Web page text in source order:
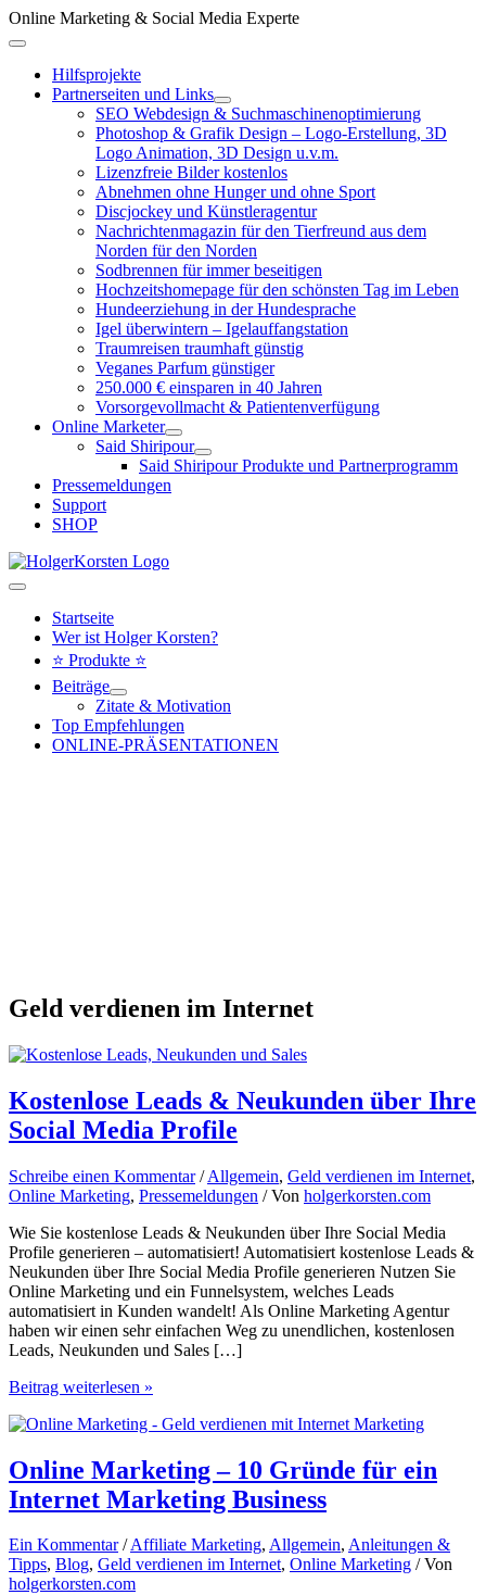
Zum
Inhalt
Online Marketing & Social Media Experte
Above
HeaderHilfsprojekte
Partnerseiten und Links
SEO Webdesign & Suchmaschinenoptimierung
Photoshop & Grafik Design – Logo-Erstellung, 3D
Logo Animation, 3D Design u.v.m.
Lizenzfreie Bilder kostenlos
Abnehmen ohne Hunger und ohne Sport
Discjockey und Künstleragentur
Nachrichtenmagazin für den Tierfreund aus dem
Norden für den Norden
Sodbrennen für immer beseitigen
Hochzeitshomepage für den schönsten Tag im Leben
Hundeerziehung in der Hundesprache
Igel überwintern – Igelauffangstation
Traumreisen traumhaft günstig
Veganes Parfum günstiger
250.000 € einsparen in 40 Jahren
Vorsorgevollmacht & Patientenverfügung
Online Marketer
Said Shiripour
Said Shiripour Produkte und Partnerprogramm
Pressemeldungen
Support
SHOP
Hauptmenü
Startseite
Wer ist Holger Korsten?
⭐ Produkte ⭐
Beiträge
Zitate & Motivation
Top Empfehlungen
ONLINE-PRÄSENTATIONEN
Geld verdienen im Internet
Kostenlose Leads & Neukunden über Ihre
Social Media Profile
Schreibe einen Kommentar /Allgemein, Geld verdienen im Internet,
Online Marketing, Pressemeldungen / Von holgerkorsten.com
Wie Sie kostenlose Leads & Neukunden über Ihre Social Media
Profile generieren – automatisiert! Automatisiert kostenlose Leads &
Neukunden über Ihre Social Media Profile generieren Nutzen Sie
Online Marketing und ein Funnelsystem, welches Leads
automatisiert in Kunden wandelt! Als Online Marketing Agentur
haben wir einen sehr einfachen Weg zu unendlichen, kostenlosen
Leads, Neukunden und Sales […]
Kostenlose
&
über
Ihre
Social
Profile
Beitrag weiterlesen »
Online Marketing – 10 Gründe für ein
Internet Marketing Business
Ein Kommentar /Affiliate Marketing, Allgemein, Anleitungen &
Tipps, Blog, Geld verdienen im Internet, Online Marketing / Von
holgerkorsten.com